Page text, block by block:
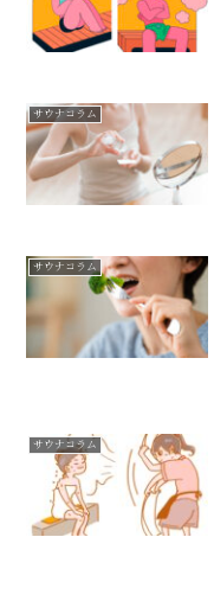
サウナコラム
サウナコラム
サウナコラム